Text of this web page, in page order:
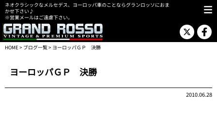
ネオクラシックなメルセデス、ヨーロッパ車のことならグランロッソにおま
かせ下さい♪
※営業メールはご遠慮下さい。
HOME> ブログ一覧> ヨーロッパＧＰ 決勝
ヨーロッパＧＰ 決勝
2010.06.28